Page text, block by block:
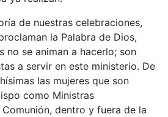
de nuestras celebraciones,
la Palabra de Dios,
no se animan a hacerlo; son
a servir en este ministerio. De
las mujeres que son
como Ministras
dentro y fuera de la